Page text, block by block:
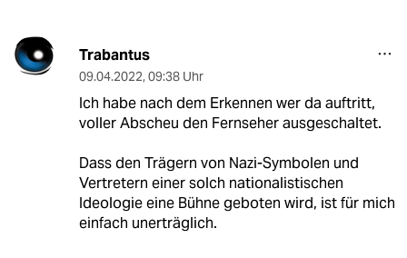
Trabantus
09.04.2022, 09:38 Uhr
Ich habe nach dem Erkennen wer da auftritt,
voller Abscheu den Fernseher ausgeschaltet.
Dass den Trägern von Nazi-Symbolen und
Vertretern einer solch nationalistischen
Ideologie eine Bühne geboten wird, ist für mich
einfach unerträglich.